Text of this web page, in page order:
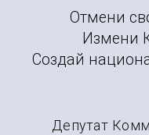
Отмени
Измени
Создай
Депутат